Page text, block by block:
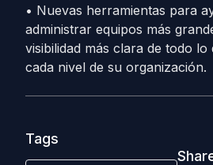
• Nuevas herramientas para
administrar equipos más
visibilidad más clara de todo lo
cada nivel de su organización.
Tags